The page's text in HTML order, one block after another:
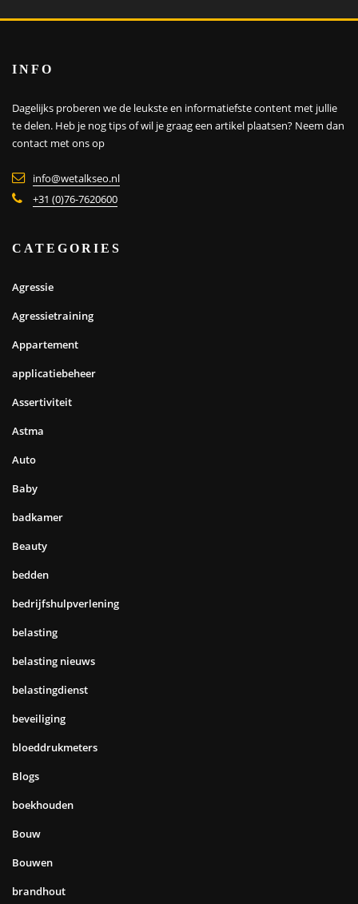
INFO
Dagelijks proberen we de leukste en informatiefste content met jullie
te delen. Heb je nog tips of wil je graag een artikel plaatsen? Neem dan
contact met ons op
info@wetalkseo.nl
+31 (0)76-7620600
CATEGORIES
Agressie
Agressietraining
Appartement
applicatiebeheer
Assertiviteit
Astma
Auto
Baby
badkamer
Beauty
bedden
bedrijfshulpverlening
belasting
belasting nieuws
belastingdienst
beveiliging
bloeddrukmeters
Blogs
boekhouden
Bouw
Bouwen
brandhout